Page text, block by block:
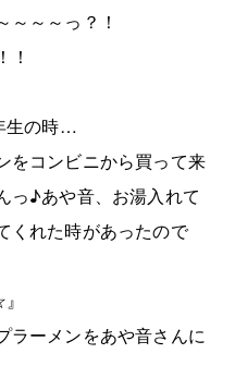
～～～っ？！
！
生の時…
をコンビニから買って来
っ♪あや音、お湯入れて
くれた時があったので
ラーメンをあや音さんに